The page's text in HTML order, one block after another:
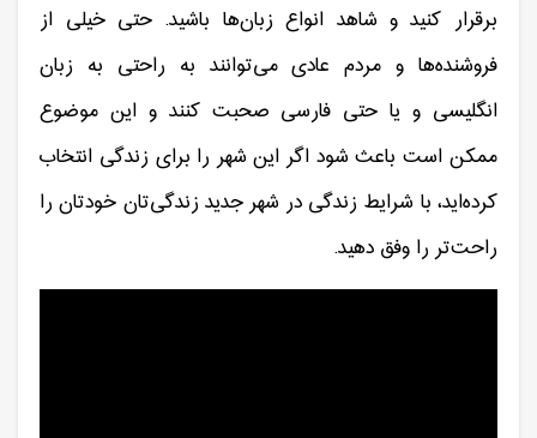
برقرار کنید و شاهد انواع زبان‌ها باشید. حتی خیلی از
فروشنده‌ها و مردم عادی می‌توانند به راحتی به زبان
انگلیسی و یا حتی فارسی صحبت کنند و این موضوع
ممکن است باعث شود اگر این شهر را برای زندگی انتخاب
کرده‌اید، با شرایط زندگی در شهر جدید زندگی‌تان خودتان را
راحت‌تر را وفق دهید.